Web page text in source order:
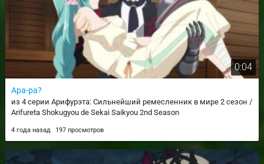
0:04
Ара-ра?
из 4 серии Арифурэта: Сильнейший ремесленник в мире 2 сезон /
Arifureta Shokugyou de Sekai Saikyou 2nd Season
4 года назад 197 просмотров